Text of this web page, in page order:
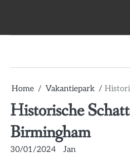
Home Vakantiepark
Historische
Birmingham
30/01/2024 Jan